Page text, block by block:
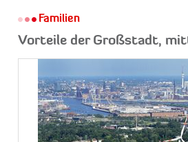
Familien
Vorteile der Großstadt,